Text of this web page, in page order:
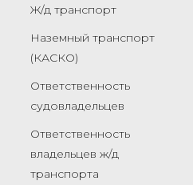
Ж/д транспорт
Наземный транспорт
(КАСКО)
Ответственность
судовладельцев
Ответственность
владельцев ж/д
транспорта